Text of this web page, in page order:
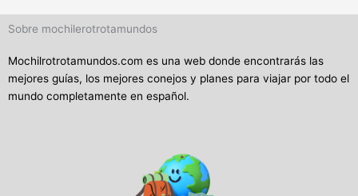
Sobre mochilerotrotamundos
Mochilrotrotamundos.com es una web donde encontrarás las
mejores guías, los mejores conejos y planes para viajar por todo el
mundo completamente en español.